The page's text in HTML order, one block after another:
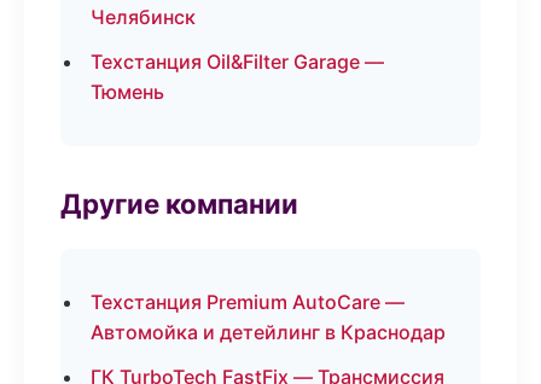
Челябинск
Техстанция Oil&Filter Garage —
Тюмень
Другие компании
Техстанция Premium AutoCare —
Автомойка и детейлинг в Краснодар
ГК TurboTech FastFix — Трансмиссия